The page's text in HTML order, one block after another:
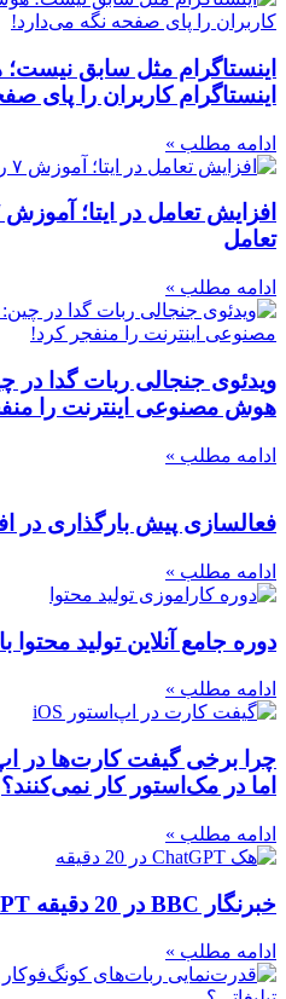
اینستاگرام مثل سابق
اینستاگرام کاربران را پای
ادامه مطلب »
تعامل
ادامه مطلب »
ویدئوی جنجالی ربات گدا
هوش مصنوعی اینترنت را
ادامه مطلب »
فعالسازی پیش بارگذاری در
ادامه مطلب »
دوره جامع آنلاین تولید محتوا
ادامه مطلب »
اما در مک‌استور کار نمی‌کنند؟
ادامه مطلب »
خبرنگار BBC در 20 دقیقه ChatGPT را هک کرد!
ادامه مطلب »